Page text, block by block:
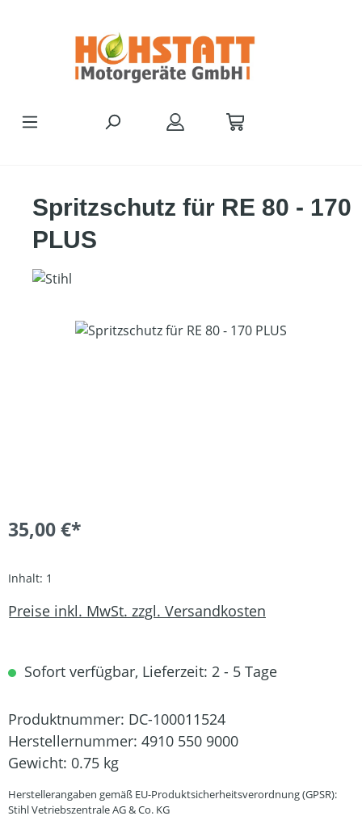
Spritzschutz für RE 80 - 170
PLUS
Bildergalerie überspringen
35,00 €*
Inhalt: 1
Preise inkl. MwSt. zzgl. Versandkosten
Sofort verfügbar, Lieferzeit: 2 - 5 Tage
Produktnummer: DC-100011524
Herstellernummer: 4910 550 9000
Gewicht: 0.75 kg
Herstellerangaben gemäß EU-Produktsicherheitsverordnung (GPSR):
Stihl Vetriebszentrale AG & Co. KG